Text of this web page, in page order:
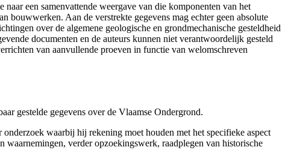
een samenvattende weergave van die komponenten van het
bouwwerken. Aan de verstrekte gegevens mag echter geen absolute
over de algemene geologische en grondmechanische gesteldheid
documenten en de auteurs kunnen niet verantwoordelijk gesteld
van aanvullende proeven in functie van welomschreven
gestelde gegevens over de Vlaamse Ondergrond.
waarbij hij rekening moet houden met het specifieke aspect
verder opzoekingswerk, raadplegen van historische